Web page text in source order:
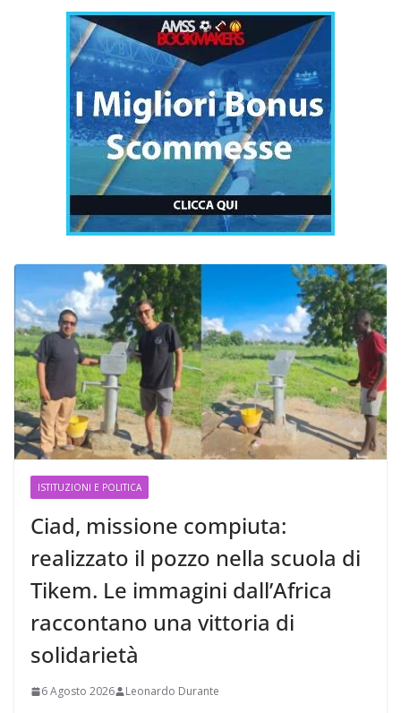
ISTITUZIONI E POLITICA
Ciad, missione compiuta:
realizzato il pozzo nella scuola di
Tikem. Le immagini dall’Africa
raccontano una vittoria di
solidarietà
6 Agosto 2026 Leonardo Durante